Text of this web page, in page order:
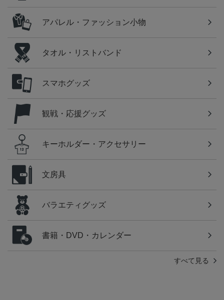
アパレル・ファッション小物
タオル・リストバンド
スマホグッズ
観戦・応援グッズ
キーホルダー・アクセサリー
文房具
バラエティグッズ
書籍・DVD・カレンダー
すべて見る